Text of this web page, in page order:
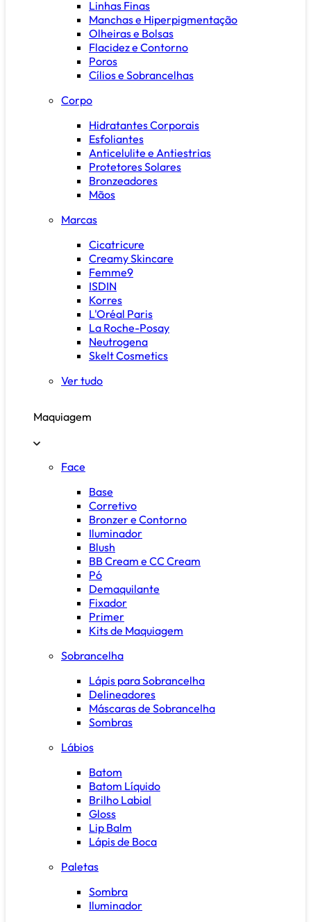
Linhas Finas
Manchas e Hiperpigmentação
Olheiras e Bolsas
Flacidez e Contorno
Poros
Cílios e Sobrancelhas
Corpo
Hidratantes Corporais
Esfoliantes
Anticelulite e Antiestrias
Protetores Solares
Bronzeadores
Mãos
Marcas
Cicatricure
Creamy Skincare
Femme9
ISDIN
Korres
L'Oréal Paris
La Roche-Posay
Neutrogena
Skelt Cosmetics
Ver tudo
Maquiagem
Face
Base
Corretivo
Bronzer e Contorno
Iluminador
Blush
BB Cream e CC Cream
Pó
Demaquilante
Fixador
Primer
Kits de Maquiagem
Sobrancelha
Lápis para Sobrancelha
Delineadores
Máscaras de Sobrancelha
Sombras
Lábios
Batom
Batom Líquido
Brilho Labial
Gloss
Lip Balm
Lápis de Boca
Paletas
Sombra
Iluminador